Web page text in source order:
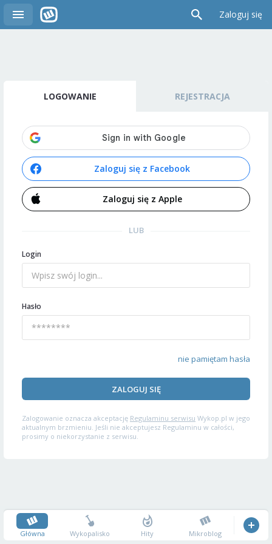
Zaloguj się
LOGOWANIE REJESTRACJA
Zaloguj się z Facebook
Zaloguj się z Apple
LUB
Login
Hasło
nie pamiętam hasła
ZALOGUJ SIĘ
Zalogowanie oznacza akceptację Regulaminu serwisu Wykop.pl w jego
aktualnym brzmieniu. Jeśli nie akceptujesz Regulaminu w całości,
prosimy o niekorzystanie z serwisu.
Główna Wykopalisko Hity Mikroblog